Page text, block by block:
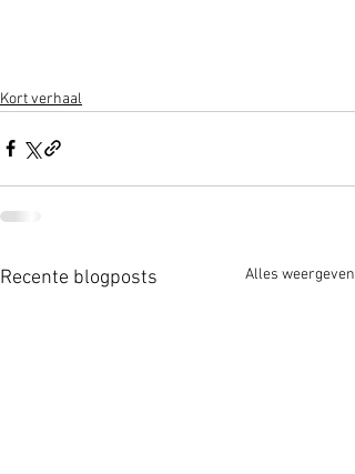
Kort verhaal
Recente blogposts Alles weergeven